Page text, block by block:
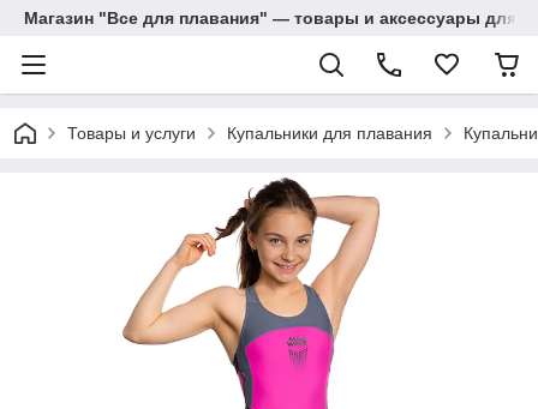
Магазин "Все для плавания" — товары и аксессуары для
Товары и услуги Купальники для плавания